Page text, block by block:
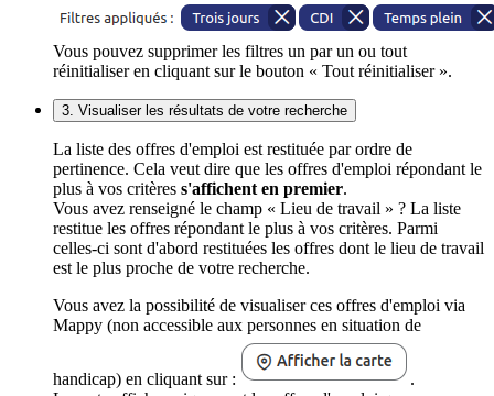
Vous pouvez supprimer les filtres un par un ou tout
réinitialiser en cliquant sur le bouton « Tout réinitialiser ».
3. Visualiser les résultats de votre recherche
La liste des offres d'emploi est restituée par ordre de
pertinence. Cela veut dire que les offres d'emploi répondant le
plus à vos critères s'affichent en premier.
Vous avez renseigné le champ « Lieu de travail » ? La liste
restitue les offres répondant le plus à vos critères. Parmi
celles-ci sont d'abord restituées les offres dont le lieu de travail
est le plus proche de votre recherche.
Vous avez la possibilité de visualiser ces offres d'emploi via
Mappy (non accessible aux personnes en situation de
handicap) en cliquant sur :
.